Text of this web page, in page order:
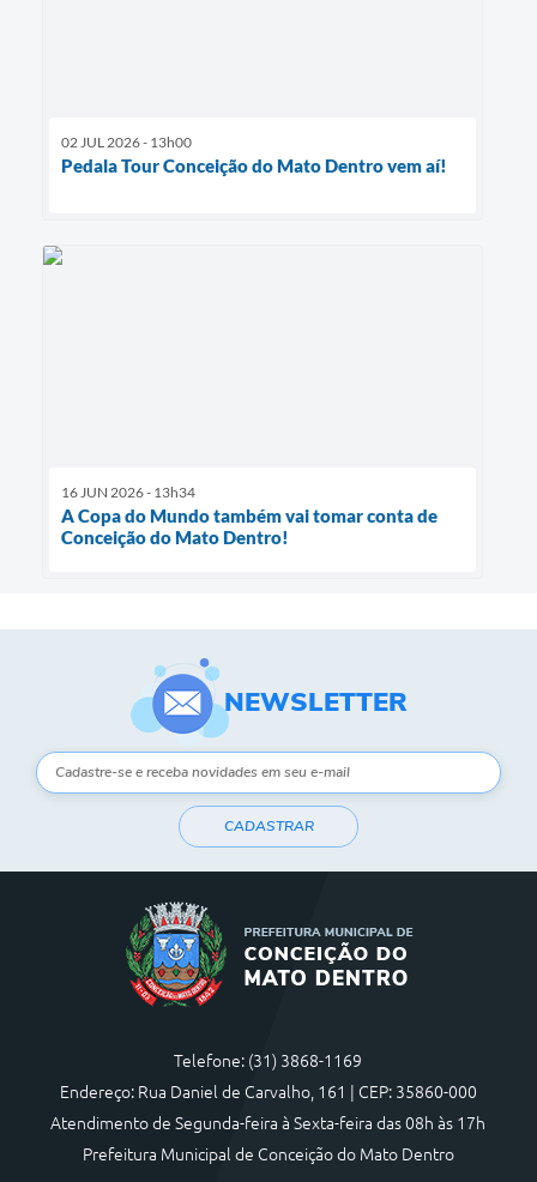
02 JUL 2026 - 13h00
Pedala Tour Conceição do Mato Dentro vem aí!
16 JUN 2026 - 13h34
A Copa do Mundo também vai tomar conta de
Conceição do Mato Dentro!
NEWSLETTER
CADASTRAR
Telefone: (31) 3868-1169
Endereço: Rua Daniel de Carvalho, 161 | CEP: 35860-000
Atendimento de Segunda-feira à Sexta-feira das 08h às 17h
Prefeitura Municipal de Conceição do Mato Dentro